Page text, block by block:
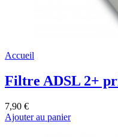
Accueil
Filtre ADSL 2+
7,90 €
Ajouter au panier